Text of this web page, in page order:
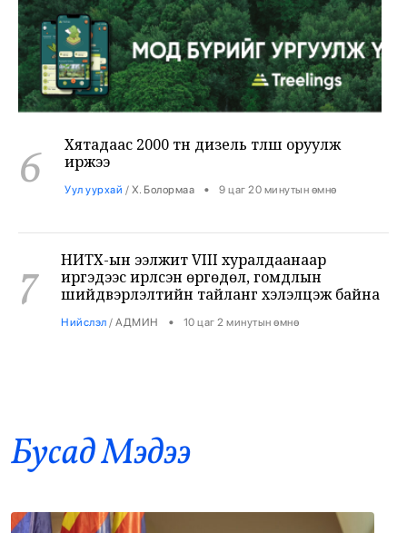
6
Хятадаас 2000 тн дизель түлш оруулж
иржээ
Уул уурхай /Х. Болормаа • 9 цаг 20 минутын өмнө
7
иргэдээс ирүүлсэн өргөдөл, гомдлын
Нийслэл/АДМИН • 10 цаг 2 минутын өмнө
9
“Psychic Fever” хамтлаг: Хөгжмөөрөө хил
хязгаарыг давж, дэлхийн тайзнаа хүрэхийг
Соёл Урлаг/АДМИН • 10 цаг 47 минутын өмнө
Бусад Mэдээ